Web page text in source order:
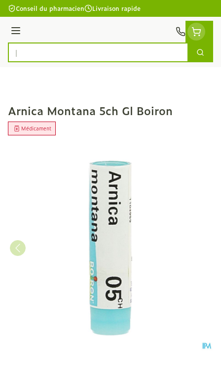
Aller au contenu
Conseil du pharmacien Livraison rapide
Menu
Rechercher
Arnica Montana 5ch Gl Boiron
Médicament